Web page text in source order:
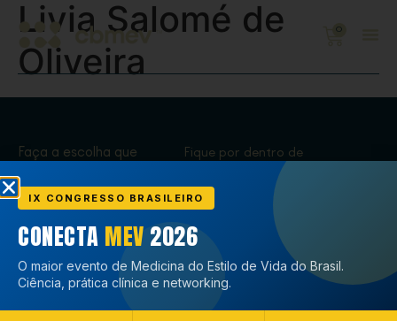
0
Livia Salomé de
Oliveira
Faça a escolha que
transforma,
Associe-se
Associe-se
Fique por dentro de
tudo que acontece
no CBMEV
IX CONGRESSO BRASILEIRO
CONECTA MEV 2026
O maior evento de Medicina do Estilo de Vida do Brasil.
Ciência, prática clínica e networking.